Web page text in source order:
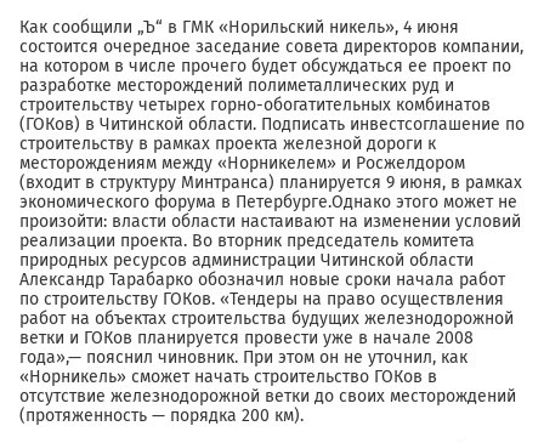
Как сообщили „Ъ“ в ГМК «Норильский никель», 4 июня
состоится очередное заседание совета директоров компании,
на котором в числе прочего будет обсуждаться ее проект по
разработке месторождений полиметаллических руд и
строительству четырех горно-обогатительных комбинатов
(ГОКов) в Читинской области. Подписать инвестсоглашение по
строительству в рамках проекта железной дороги к
месторождениям между «Норникелем» и Росжелдором
(входит в структуру Минтранса) планируется 9 июня, в рамках
экономического форума в Петербурге.Однако этого может не
произойти: власти области настаивают на изменении условий
реализации проекта. Во вторник председатель комитета
природных ресурсов администрации Читинской области
Александр Тарабарко обозначил новые сроки начала работ
по строительству ГОКов. «Тендеры на право осуществления
работ на объектах строительства будущих железнодорожной
ветки и ГОКов планируется провести уже в начале 2008
года»,— пояснил чиновник. При этом он не уточнил, как
«Норникель» сможет начать строительство ГОКов в
отсутствие железнодорожной ветки до своих месторождений
(протяженность — порядка 200 км).